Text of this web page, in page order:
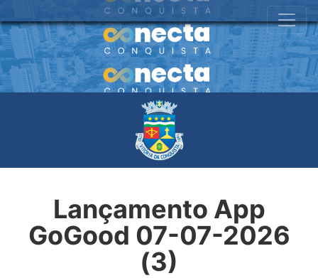
Lançamento App
GoGood 07-07-2026
(3)